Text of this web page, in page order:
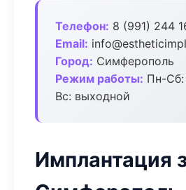
Телефон: 8 (991) 244
Email:
Город: Симферополь
Режим работы: Пн-Сб:
Вс: выходной
Имплантация